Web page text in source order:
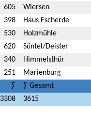
605
Wiersen
398
Haus Escherde
530
Holzmühle
620
Süntel/Deister
340
Himmelsthür
251
Marienburg
∑
∑ Gesamt
3308 3615